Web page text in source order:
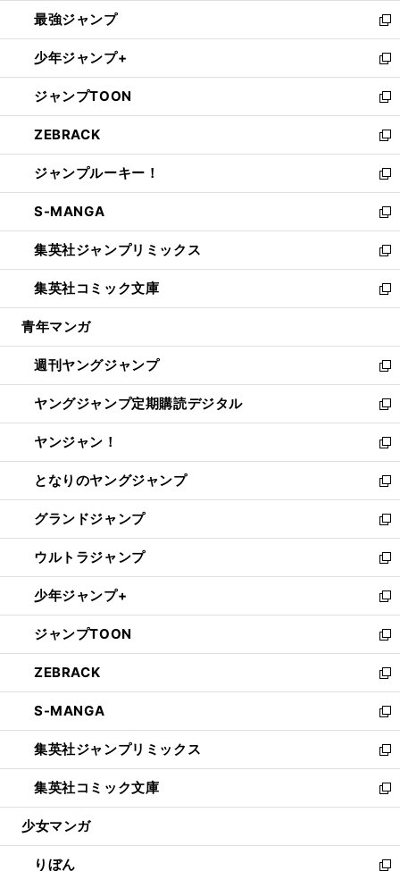
ド
ウ
で
開
く
ィ
ン
ド
ウ
で
開
く
し
い
ウ
ィ
ン
ド
ウ
で
開
く
最強ジャンプ
新
し
い
ウ
ィ
ン
ド
ウ
で
開
く
少年ジャンプ+
新
し
い
ウ
ィ
ン
ド
ウ
で
開
く
ジャンプTOON
新
し
い
ウ
ィ
ン
ド
ウ
で
開
く
ZEBRACK
新
し
い
ウ
ィ
ン
ド
ウ
で
開
ジャンプルーキー！
新
し
い
ウ
ィ
ン
ド
ウ
開
く
S-MANGA
新
し
い
ウ
ィ
ン
ウ
で
開
く
集英社ジャンプリミックス
新
し
い
ウ
ン
ド
ウ
で
開
く
集英社コミック文庫
新
し
ウ
ィ
ン
ド
ウ
で
開
く
青年マンガ
週刊ヤングジャンプ
新
し
い
ウ
ィ
ン
ド
ウ
で
開
く
ヤングジャンプ定期購読デジタル
新
し
い
ウ
ィ
ン
ド
ウ
で
開
く
ヤンジャン！
新
し
い
ウ
ィ
ン
ド
ウ
で
開
く
となりのヤングジャンプ
新
し
い
ウ
ィ
ン
ド
ウ
で
開
く
グランドジャンプ
新
し
い
ウ
ィ
ン
ド
ウ
で
開
く
ウルトラジャンプ
新
し
い
ウ
ィ
ン
ド
ウ
で
開
く
少年ジャンプ+
新
し
い
ウ
ィ
ン
ド
ウ
で
開
く
ジャンプTOON
新
し
い
ウ
ィ
ン
ド
ウ
で
開
ZEBRACK
新
し
い
ウ
ィ
ン
ド
ウ
開
く
S-MANGA
新
し
い
ウ
ィ
ン
ウ
で
集英社ジャンプリミックス
新
し
い
ウ
ン
ド
集英社コミック文庫
新
し
ウ
ィ
少女マンガ
りぼん